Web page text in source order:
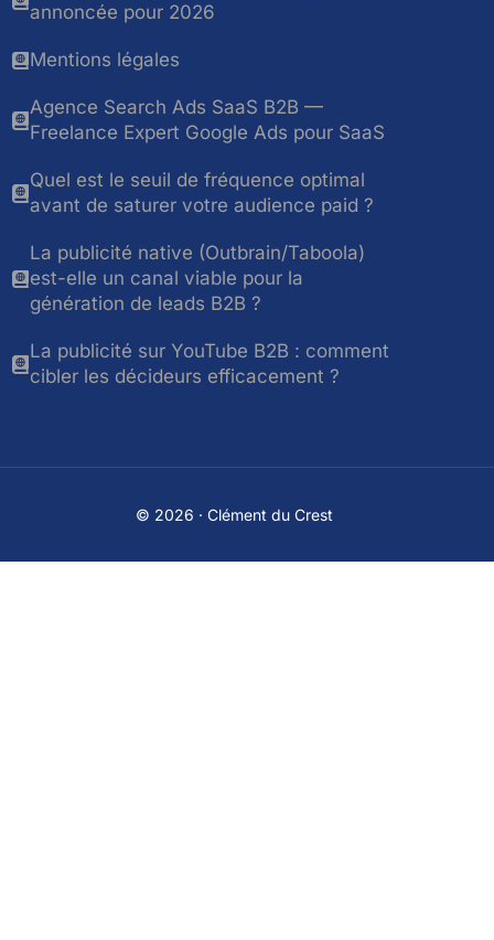
annoncée pour 2026
Mentions légales
Agence Search Ads SaaS B2B —
Freelance Expert Google Ads pour SaaS
Quel est le seuil de fréquence optimal
avant de saturer votre audience paid ?
La publicité native (Outbrain/Taboola)
est-elle un canal viable pour la
génération de leads B2B ?
La publicité sur YouTube B2B : comment
cibler les décideurs efficacement ?
© 2026 · Clément du Crest